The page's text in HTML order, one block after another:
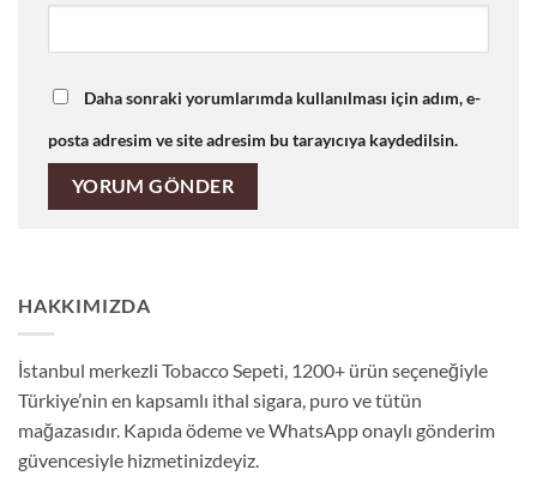
Daha sonraki yorumlarımda kullanılması için adım, e-
posta adresim ve site adresim bu tarayıcıya kaydedilsin.
HAKKIMIZDA
İstanbul merkezli Tobacco Sepeti, 1200+ ürün seçeneğiyle
Türkiye’nin en kapsamlı ithal sigara, puro ve tütün
mağazasıdır. Kapıda ödeme ve WhatsApp onaylı gönderim
güvencesiyle hizmetinizdeyiz.